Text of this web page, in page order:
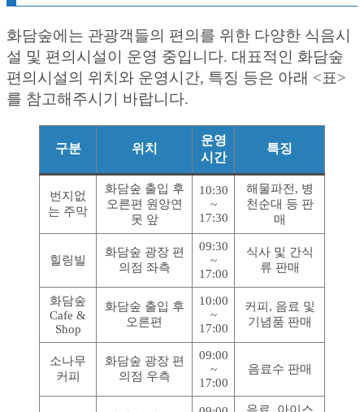
화담숲에는 관광객들의 편의를 위한 다양한 식음시
설 및 편의시설이 운영 중입니다. 대표적인 화담숲
편의시설의 위치와 운영시간, 특징 등은 아래 <표>
를 참고해주시기 바랍니다.
구분 위치
운영
시간
특징
번지없
는 주막
화담숲 출입 후
오른편 원앙연
못 앞
10:30
~
17:30
해물파전, 병
천순대 등 판
매
힐링빌
화담숲 광장 편
의점 좌측
09:30
~
17:00
식사 및 간식
류 판매
화담숲
Cafe &
Shop
화담숲 출입 후
오른편
10:00
~
17:00
커피, 음료 및
기념품 판매
소나무
커피
화담숲 광장 편
의점 우측
09:00
~
17:00
음료수 판매